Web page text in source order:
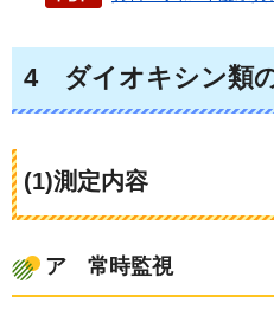
4 ダイオキシン類
(1)測定内容
ア 常時監視